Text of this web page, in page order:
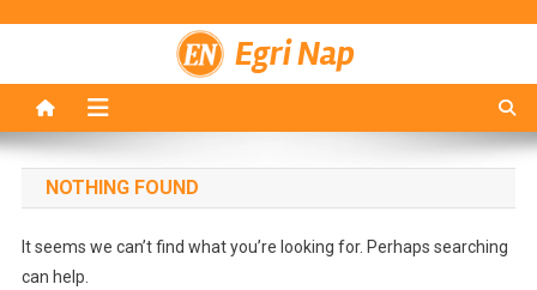
Egri Nap
NOTHING FOUND
It seems we can’t find what you’re looking for. Perhaps searching
can help.